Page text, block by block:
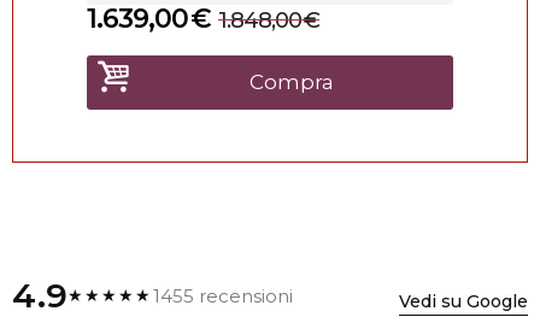
€
1.639,00 €
1.848,00
Compra
4.9★★★★★1455 recensioni Vedi su Google